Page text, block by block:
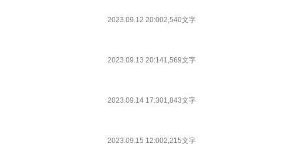
2023.09.12 20:002,540文字
2023.09.13 20:141,569文字
2023.09.14 17:301,843文字
2023.09.15 12:002,215文字